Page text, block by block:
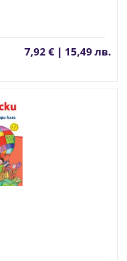
7,92 € | 15,49 лв.